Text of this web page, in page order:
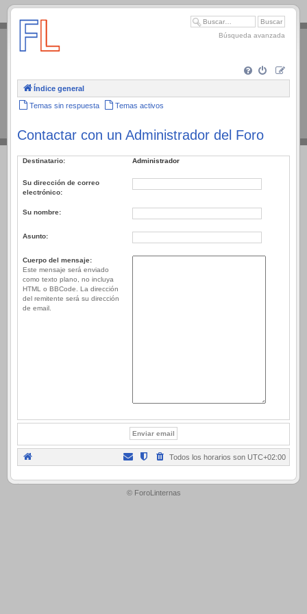
.
Búsqueda avanzada
Índice general
Temas sin respuesta Temas activos
Contactar con un Administrador del Foro
Destinatario: Administrador
Su dirección de correo
electrónico:
Su nombre:
Asunto:
Cuerpo del mensaje:
Este mensaje será enviado
como texto plano, no incluya
HTML o BBCode. La dirección
del remitente será su dirección
de email.
Todos los horarios son UTC+02:00
.
© ForoLinternas